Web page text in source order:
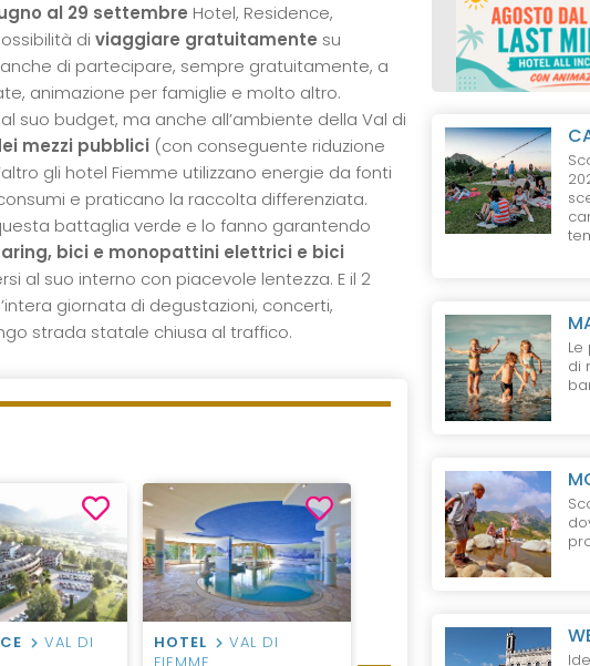
al 29 settembre Hotel, Residence,
di viaggiare gratuitamente su
di partecipare, sempre gratuitamente, a
animazione per famiglie e molto altro.
suo budget, ma anche all’ambiente della Val di
mezzi pubblici (con conseguente riduzione
gli hotel Fiemme utilizzano energie da fonti
e praticano la raccolta differenziata.
battaglia verde e lo fanno garantendo
bici e monopattini elettrici e bici
al suo interno con piacevole lentezza. E il 2
giornata di degustazioni, concerti,
strada statale chiusa al traffico.
VAL DI
HOTEL
VAL DI
VAL DI
di